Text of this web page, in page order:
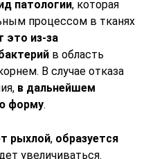
патологии, которая
процессом в тканях
это из-за
в область
В случае отказа
в дальнейшем
форму.
рыхлой, образуется
увеличиваться.